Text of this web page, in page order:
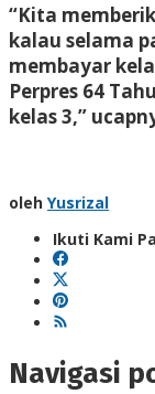
“Kita
kalau selama
membayar
Perpres 64
kelas 3,”
oleh Yusrizal
Ikuti Kami
Navigasi